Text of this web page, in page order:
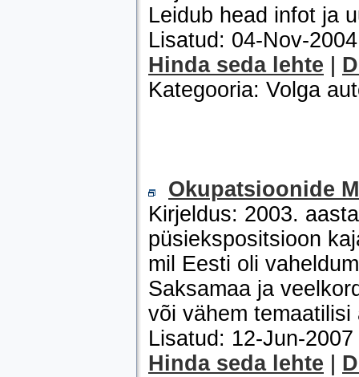
Leidub head infot ja
Lisatud: 04-Nov-
Hinda seda lehte
Kategooria: Volga
Okupatsioonide
Kirjeldus: 2003.
püsiekspositsioon
mil Eesti oli
Saksamaa ja
või vähem
Lisatud: 12-Jun-
Hinda seda lehte